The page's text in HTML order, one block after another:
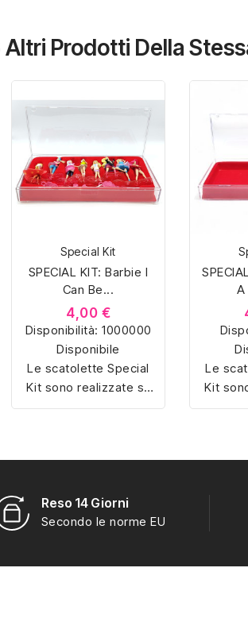
Altri Prodotti Della
Special Kit
SPECIAL KIT: Barbie I
Can Be...
4,00 €
Disponibilità: 1000000
Disponibile
Le scatolette Special
Kit sono realizzate su
misura con materiali di
vellutino rosso e
eleganti e pratiche per
organizzare e mostrare
A
Le
Kit
misura
Reso 14 Giorni
Secondo le norme EU